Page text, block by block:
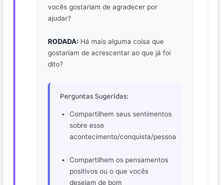
vocês gostariam de agradecer por
ajudar?
RODADA: Há mais alguma coisa que
gostariam de acrescentar ao que já foi
dito?
Perguntas Sugeridas:
Compartilhem seus sentimentos
sobre esse
acontecimento/conquista/pessoa
Compartilhem os pensamentos
positivos ou o que vocês
desejam de bom